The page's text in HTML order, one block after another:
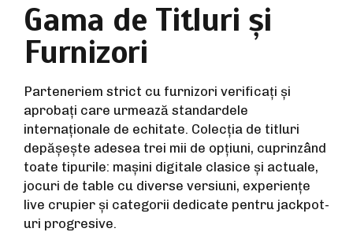
Gama de Titluri și
Furnizori
Parteneriem strict cu furnizori verificați și
aprobați care urmează standardele
internaționale de echitate. Colecția de titluri
depășește adesea trei mii de opțiuni, cuprinzând
toate tipurile: mașini digitale clasice și actuale,
jocuri de table cu diverse versiuni, experiențe
live crupier și categorii dedicate pentru jackpot-
uri progresive.